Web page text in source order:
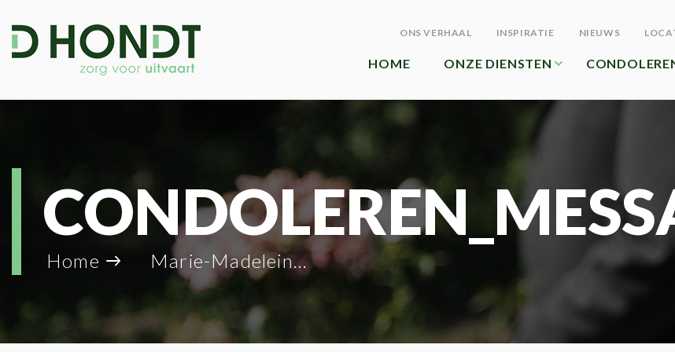
ONS VERHAAL INSPIRATIE NIEUWS
HOME ONZE DIENSTEN
Home Marie-Madeleine De Ruyck_7807